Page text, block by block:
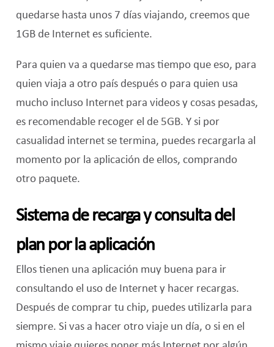
quedarse hasta unos 7 días viajando, creemos que
1GB de Internet es suficiente.
Para quien va a quedarse mas tiempo que eso, para
quien viaja a otro país después o para quien usa
mucho incluso Internet para videos y cosas pesadas,
es recomendable recoger el de 5GB. Y si por
casualidad internet se termina, puedes recargarla al
momento por la aplicación de ellos, comprando
otro paquete.
Sistema de recarga y consulta del
plan por la aplicación
Ellos tienen una aplicación muy buena para ir
consultando el uso de Internet y hacer recargas.
Después de comprar tu chip, puedes utilizarla para
siempre. Si vas a hacer otro viaje un día, o si en el